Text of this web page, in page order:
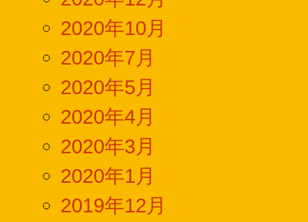
2020年10月
2020年7月
2020年5月
2020年4月
2020年3月
2020年1月
2019年12月